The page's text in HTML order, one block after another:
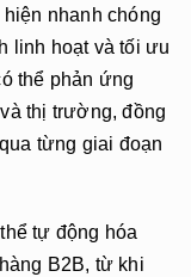
nhanh chóng
linh hoạtvàtối ưu
thể phản ứng
thị trường, đồng
từng giai đoạn
tự động hóa
B2B, từ khi